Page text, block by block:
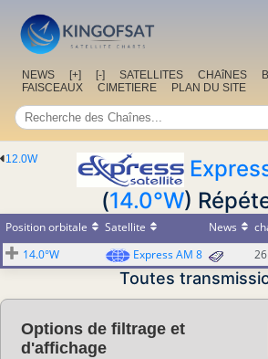
NEWS [+] [-] SATELLITES CHAîNES
FAISCEAUX
CIMETIERE PLAN DU SITE
12.0W
(14.0°W)
Position orbitale Satellite News
14.0°W
Express AM 8 26
Toutes
Options de filtrage et
d'affichage